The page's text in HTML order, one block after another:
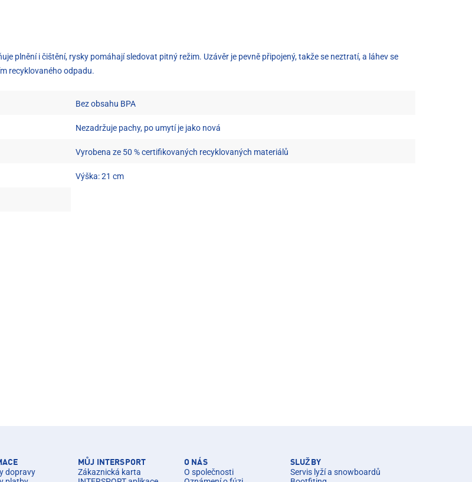
plnění i čištění, rysky pomáhají sledovat pitný režim. Uzávěr je pevně připojený, takže se neztratí, a láhev se
recyklovaného odpadu.
Bez obsahu BPA
Nezadržuje pachy, po umytí je jako nová
Vyrobena ze 50 % certifikovaných recyklovaných materiálů
Výška: 21 cm
dopravy
MŮJ INTERSPORT
Zákaznická karta
O NÁS
O společnosti
SLUŽBY
Servis lyží a snowboardů